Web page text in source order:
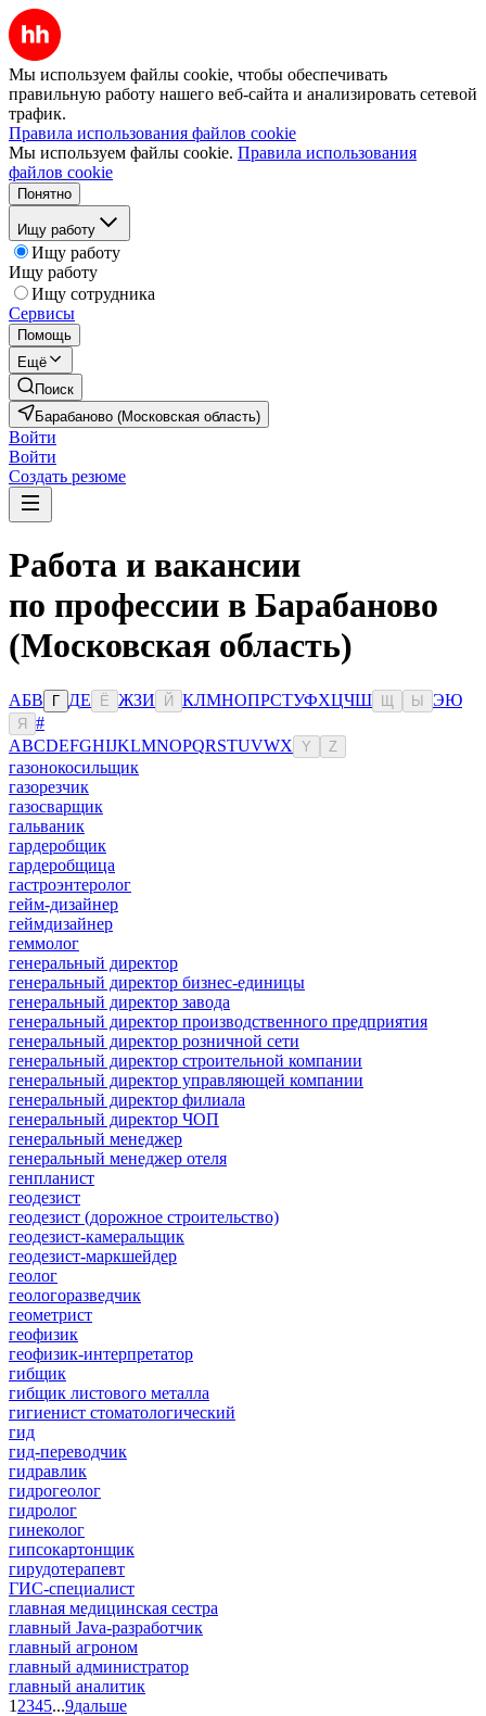
Мы используем файлы cookie, чтобы обеспечивать
правильную работу нашего веб-сайта и анализировать сетевой
трафик.
Правила использования файлов cookie
Мы используем файлы cookie. Правила использования
файлов cookie
Понятно
Ищу работу
Ищу работу
Ищу работу
Ищу сотрудника
Сервисы
Помощь
Ещё
Поиск
Барабаново (Московская область)
Войти
Войти
Создать резюме
Работа и вакансии
по профессии в Барабаново
(Московская область)
АБВ Г ДЕ Ё ЖЗИ Й КЛМНОПРСТУФХЦЧШ Ы ЭЮ
Я
#
ABCDEFGHIJKLMNOPQRSTUVWX Y Z
газонокосильщик
газорезчик
газосварщик
гальваник
гардеробщик
гардеробщица
гастроэнтеролог
гейм-дизайнер
геймдизайнер
геммолог
генеральный директор
генеральный директор бизнес-единицы
генеральный директор завода
генеральный директор производственного предприятия
генеральный директор розничной сети
генеральный директор строительной компании
генеральный директор управляющей компании
генеральный директор филиала
генеральный директор ЧОП
генеральный менеджер
генеральный менеджер отеля
генпланист
геодезист
геодезист (дорожное строительство)
геодезист-камеральщик
геодезист-маркшейдер
геолог
геологоразведчик
геометрист
геофизик
геофизик-интерпретатор
гибщик
гибщик листового металла
гигиенист стоматологический
гид
гид-переводчик
гидравлик
гидрогеолог
гидролог
гинеколог
гипсокартонщик
гирудотерапевт
ГИС-специалист
главная медицинская сестра
главный Java-разработчик
главный агроном
главный администратор
главный аналитик
1 2345...9дальше